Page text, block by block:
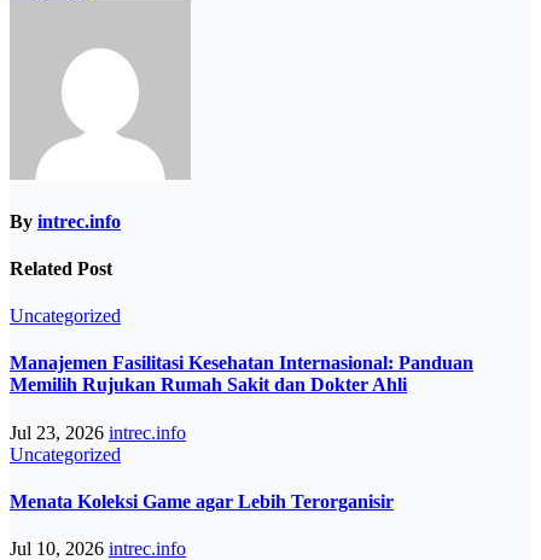
By intrec.info
Related Post
Uncategorized
Manajemen Fasilitasi Kesehatan Internasional: Panduan
Memilih Rujukan Rumah Sakit dan Dokter Ahli
Jul 23, 2026 intrec.info
Uncategorized
Menata Koleksi Game agar Lebih Terorganisir
Jul 10, 2026 intrec.info